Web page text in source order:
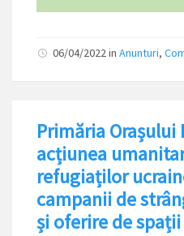
06/04/2022in Anunturi,
Primăria
acțiunea
refugiaților
campanii de
și oferire de spații